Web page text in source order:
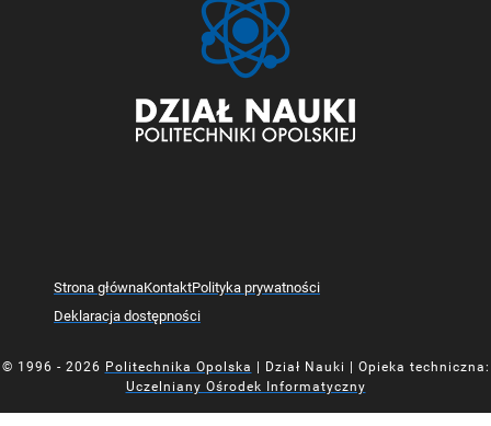
Strona głównaKontaktPolityka prywatności
Deklaracja dostępności
© 1996 - 2026 Politechnika Opolska
| Dział Nauki | Opieka techniczna:
Uczelniany Ośrodek Informatyczny